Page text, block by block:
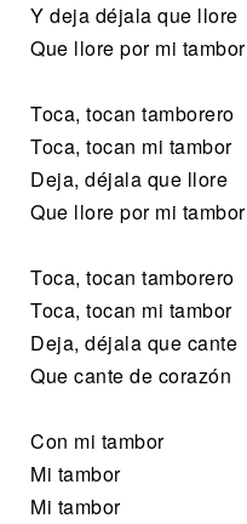
Y deja déjala que llore
Que llore por mi tambor
Toca, tocan tamborero
Toca, tocan mi tambor
Deja, déjala que llore
Que llore por mi tambor
Toca, tocan tamborero
Toca, tocan mi tambor
Deja, déjala que cante
Que cante de corazón
Con mi tambor
Mi tambor
Mi tambor